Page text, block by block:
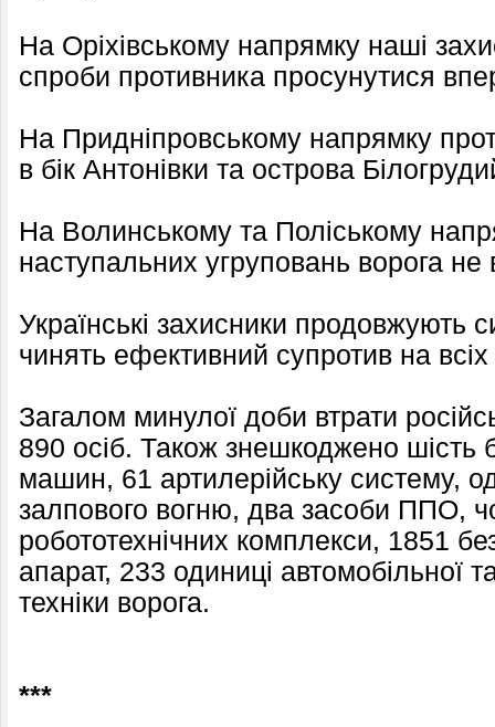
На Оріхівському напрямку наші
спроби противника просунутися
На Придніпровському напрямку
в бік Антонівки та острова
На Волинському та Поліському
наступальних угруповань ворога не
Українські захисники продовжують
чинять ефективний супротив на
Загалом минулої доби втрати
890 осіб. Також знешкоджено шість
машин, 61 артилерійську систему,
залпового вогню, два засоби ППО,
робототехнічних комплекси, 1851
апарат, 233 одиниці автомобільної
техніки ворога.
***